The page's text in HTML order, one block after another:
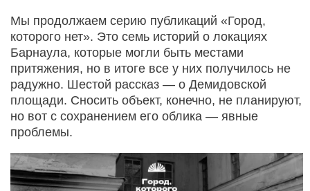
Мы продолжаем серию публикаций «Город,
которого нет». Это семь историй о локациях
Барнаула, которые могли быть местами
притяжения, но в итоге все у них получилось не
радужно. Шестой рассказ — о Демидовской
площади. Сносить объект, конечно, не планируют,
но вот с сохранением его облика — явные
проблемы.